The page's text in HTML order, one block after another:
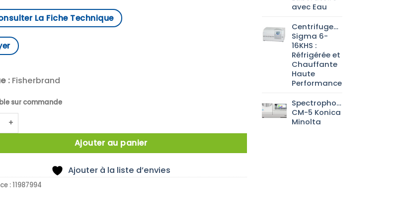
La Fiche Technique
:Fisherbrand
sur commande
de RACK TUBES UNIVERSEL
Ajouter au panier
Ajouter à la liste d’envies
:11987994
avec Eau
Centrifugeuse
Sigma 6-
16KHS :
Réfrigérée et
Chauffante
Haute
Performance
Spectrophotomètre
CM-5 Konica
Minolta